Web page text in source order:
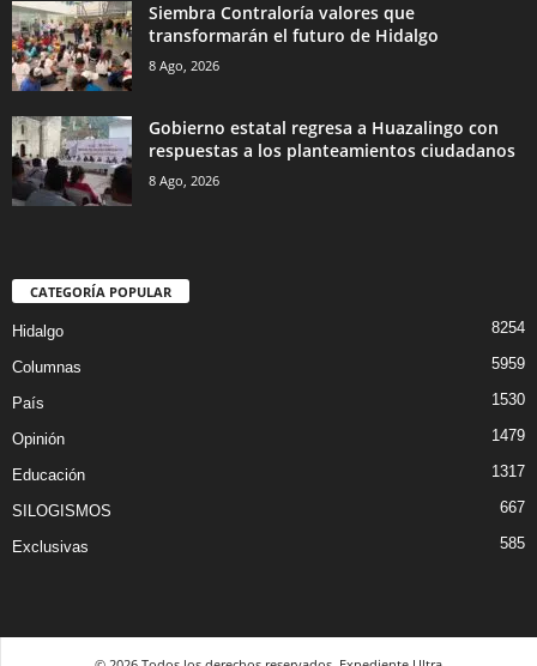
Siembra Contraloría valores que
transformarán el futuro de Hidalgo
8 Ago, 2026
Gobierno estatal regresa a Huazalingo con
respuestas a los planteamientos ciudadanos
8 Ago, 2026
CATEGORÍA POPULAR
Hidalgo 8254
Columnas 5959
País 1530
Opinión 1479
Educación 1317
SILOGISMOS 667
Exclusivas 585